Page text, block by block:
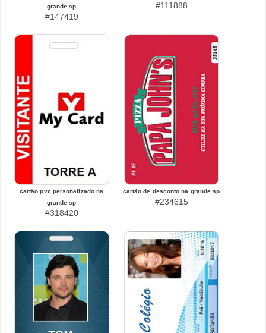
grande sp
#147419
#111888
cartão pvc personalizado na
grande sp
#318420
cartão de desconto na grande sp
#234615